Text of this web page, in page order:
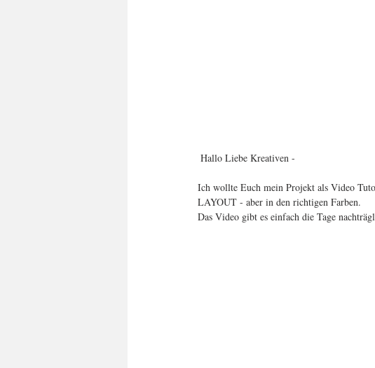
Hallo Liebe Kreativen -
Ich wollte Euch mein Projekt als Video
LAYOUT - aber in den richtigen Farben.
Das Video gibt es einfach die Tage